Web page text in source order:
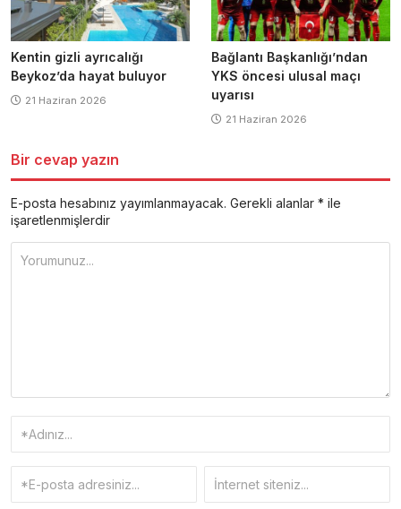
Kentin gizli ayrıcalığı
Beykoz’da hayat buluyor
21 Haziran 2026
Bağlantı Başkanlığı’ndan
YKS öncesi ulusal maçı
uyarısı
21 Haziran 2026
Bir cevap yazın
E-posta hesabınız yayımlanmayacak. Gerekli alanlar * ile
işaretlenmişlerdir